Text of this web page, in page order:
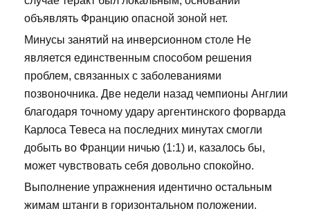
объявлять Францию опасной зоной нет.
Минусы занятий на инверсионном столе Не
является единственным способом решения
проблем, связанных с заболеваниями
позвоночника. Две недели назад чемпионы Англии
благодаря точному удару аргентинского форварда
Карлоса Тевеса на последних минутах смогли
добыть во Франции ничью (1:1) и, казалось бы,
может чувствовать себя довольно спокойно.
Выполнение упражнения идентично остальным
жимам штанги в горизонтальном положении.